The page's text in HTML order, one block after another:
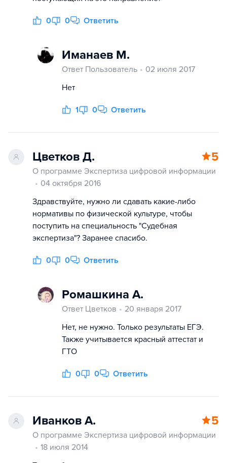
0 0 Ответить
Иманаев М.
Ответ Пользователь
02 июля 2017
Нет
1 0 Ответить
Цветков Д. 5
О программе Экспертиза цифровой информации
04 октября 2016
Здравствуйте, нужно ли сдавать какие-либо
нормативы по физической культуре, чтобы
поступить на специальность "Судебная
экспертиза"? Заранее спасибо.
0 0 Ответить
Ромашкина А.
Ответ Цветков
20 января 2017
Нет, не нужно. Только результаты ЕГЭ.
Также учитывается красный аттестат и
ГТО
0 0 Ответить
Иванков А. 5
О программе Экспертиза цифровой информации
18 июля 2014